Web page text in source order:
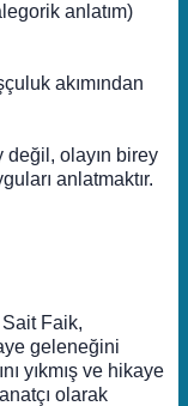
anlatım)
akımından
olayın birey
anlatmaktır.
Sait Faik,
geleneğini
yıkmış ve hikaye
olarak